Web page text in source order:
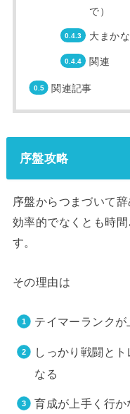
で）
大まか
関連
関連記事
序盤攻略
序盤からつまづいて
効率的でなくとも時
す。
その理由は
テイマーランク
しっかり戦闘と
なる
育成が上手く行か